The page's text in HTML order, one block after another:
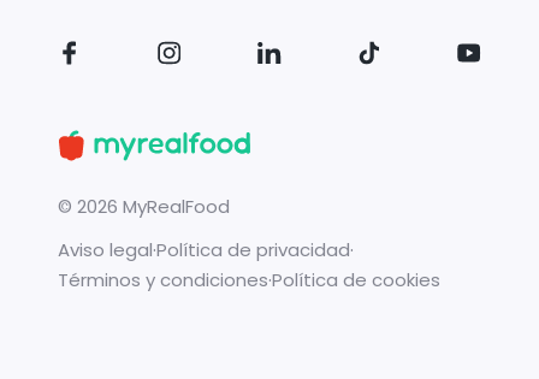
© 2026 MyRealFood
Aviso legal·Política de privacidad·
Términos y condiciones·Política de cookies